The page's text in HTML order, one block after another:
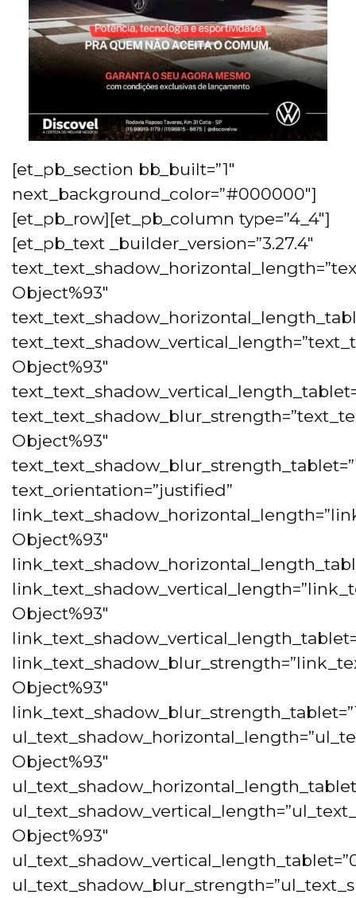
[et_pb_section bb_built=”1″
next_background_color=”#000000″]
[et_pb_row][et_pb_column type=”4_4″]
[et_pb_text _builder_version=”3.27.4″
Object%93″
Object%93″
Object%93″
text_orientation=”justified”
Object%93″
Object%93″
Object%93″
Object%93″
Object%93″